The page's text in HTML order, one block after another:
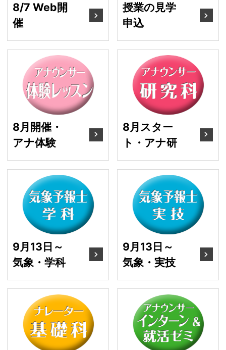
8/7 Web開
催
授業の見学
申込
8月開催・アナ体験
8月開催・
アナ体験
8月スター
ト・アナ研
9月13日～ 気象・学科
9月13日～
気象・学科
9月13日～
気象・実技
7月スタート・ナレ基